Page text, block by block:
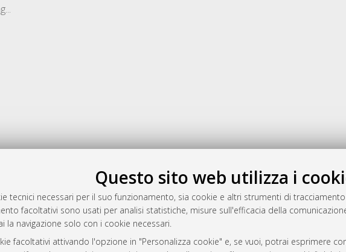
Questo sito web utilizza i
tecnici necessari per il suo funzionamento, sia cookie e altri strumenti di
facoltativi sono usati per analisi statistiche, misure sull'efficacia della
la navigazione solo con i cookie necessari.
facoltativi attivando l'opzione in "Personalizza cookie" e, se vuoi, potrai esprimere
Gestione del documento:
AMS Laurea
Servizio implementato e gestito da
Impostazioni Cookie